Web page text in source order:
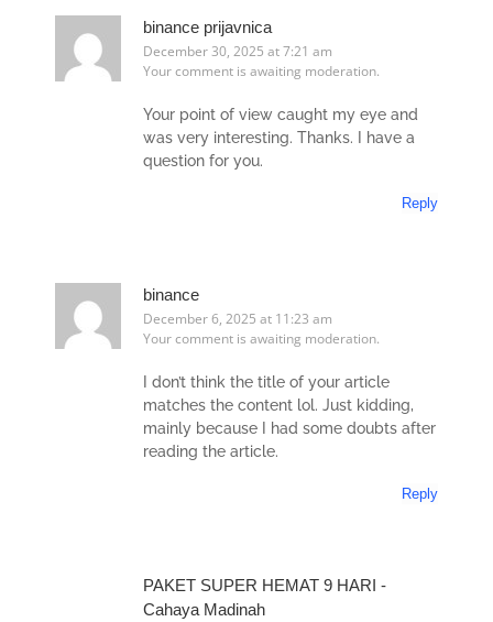
binance prijavnica
December 30, 2025 at 7:21 am
Your comment is awaiting moderation.
Your point of view caught my eye and
was very interesting. Thanks. I have a
question for you.
Reply
binance
December 6, 2025 at 11:23 am
Your comment is awaiting moderation.
I don’t think the title of your article
matches the content lol. Just kidding,
mainly because I had some doubts after
reading the article.
Reply
PAKET SUPER HEMAT 9 HARI -
Cahaya Madinah